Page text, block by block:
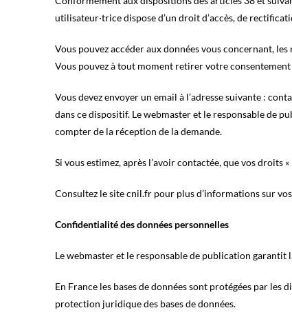
utilisateur·trice dispose d’un droit d’accès, de
Vous pouvez accéder aux données vous concernant,
Vous pouvez à tout moment retirer votre
Vous devez envoyer un email à l’adresse suivante :
dans ce dispositif. Le webmaster et le responsable de
compter de la réception de la demande.
Si vous estimez, après l’avoir contactée, que vos droits
Consultez le site cnil.fr pour plus d’informations sur
Confidentialité des données personnelles
Le webmaster et le responsable de publication
En France les bases de données sont protégées par
protection juridique des bases de données.